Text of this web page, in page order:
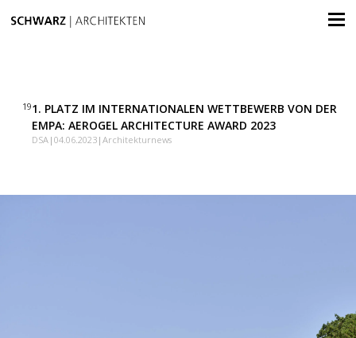
191. PLATZ IM INTERNATIONALEN WETTBEWERB VON DER
EMPA: AEROGEL ARCHITECTURE AWARD 2023
DSA | 04.06.2023 | Architekturnews